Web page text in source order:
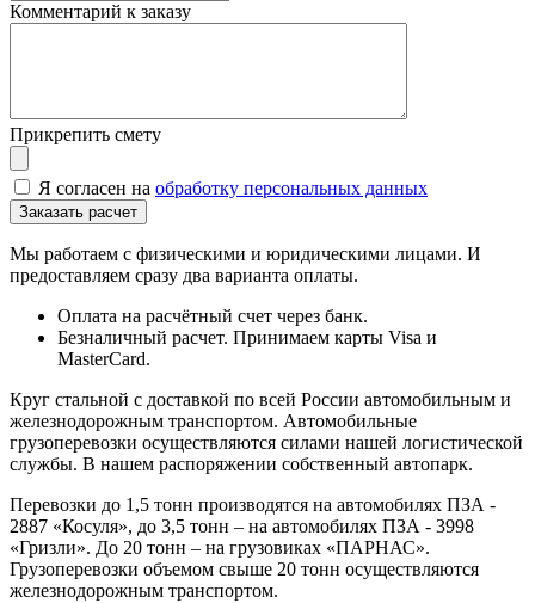
Комментарий к заказу
Прикрепить смету
Я согласен на обработку персональных данных
Мы работаем с физическими и юридическими лицами. И
предоставляем сразу два варианта оплаты.
Оплата на расчётный счет через банк.
Безналичный расчет. Принимаем карты Visa и
MasterCard.
Круг стальной с доставкой по всей России автомобильным и
железнодорожным транспортом. Автомобильные
грузоперевозки осуществляются силами нашей логистической
службы. В нашем распоряжении собственный автопарк.
Перевозки до 1,5 тонн производятся на автомобилях ПЗА -
2887 «Косуля», до 3,5 тонн – на автомобилях ПЗА - 3998
«Гризли». До 20 тонн – на грузовиках «ПАРНАС».
Грузоперевозки объемом свыше 20 тонн осуществляются
железнодорожным транспортом.